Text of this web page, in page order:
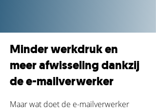
Minder werkdruk en
meer afwisseling dankzij
de e-mailverwerker
Maar wat doet de e-mailverwerker